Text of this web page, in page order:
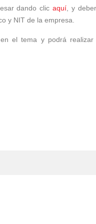
dando clicaquí, y
y NIT de la empresa.
el tema y podrá